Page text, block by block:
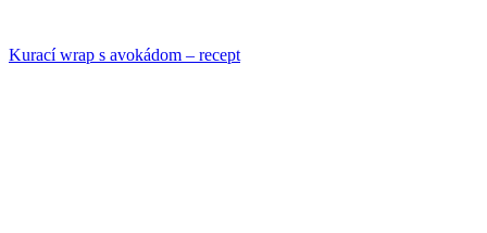
Kurací wrap s avokádom – recept